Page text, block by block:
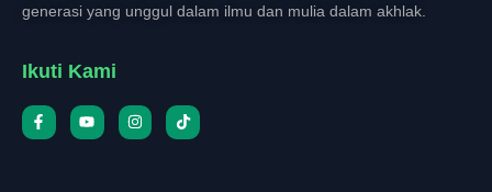
generasi yang unggul dalam ilmu dan mulia dalam akhlak.
Ikuti Kami